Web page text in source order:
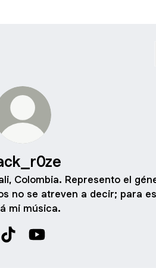
Colombia. Represento el
no se atreven a decir; para
mi música.